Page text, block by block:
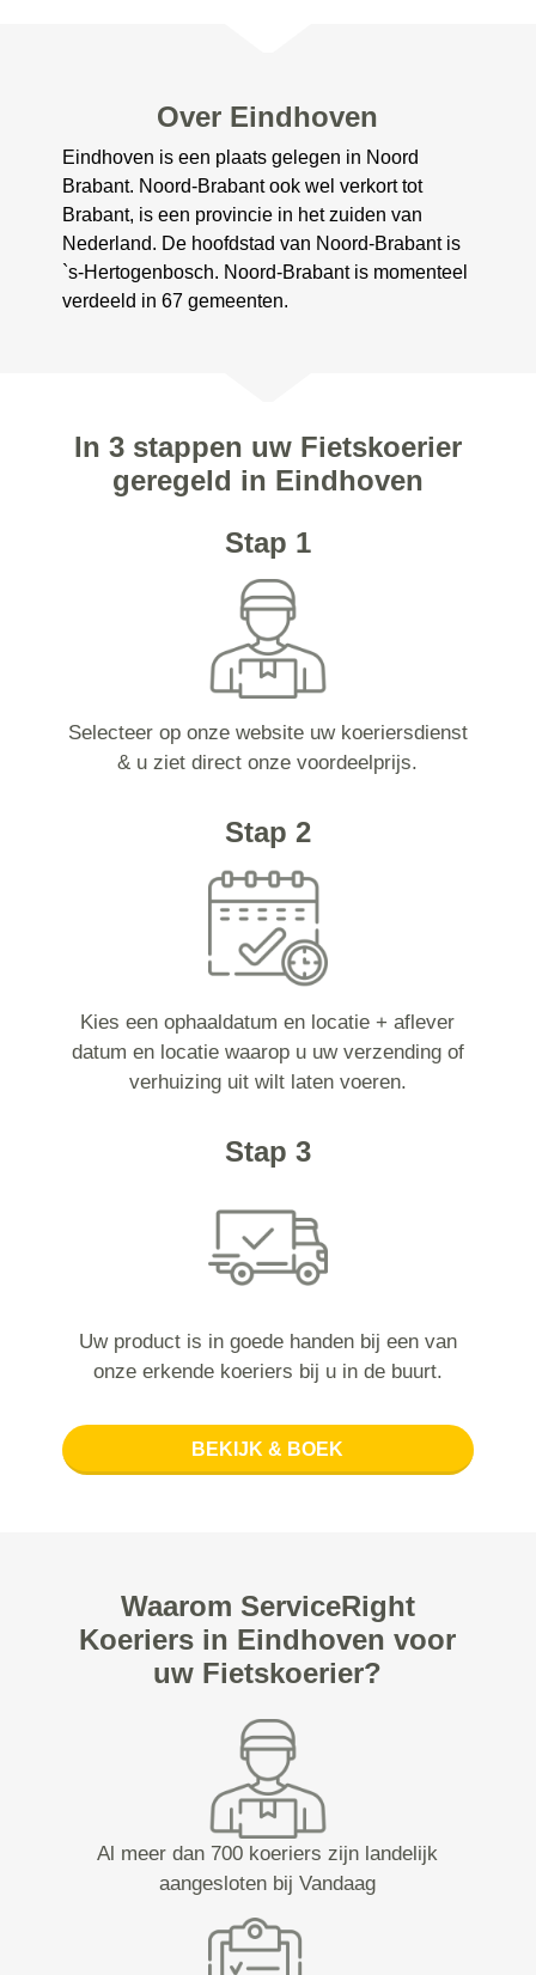
Over Eindhoven
Eindhoven is een plaats gelegen in Noord
Brabant. Noord-Brabant ook wel verkort tot
Brabant, is een provincie in het zuiden van
Nederland. De hoofdstad van Noord-Brabant is
`s-Hertogenbosch. Noord-Brabant is momenteel
verdeeld in 67 gemeenten.
In 3 stappen uw Fietskoerier
geregeld in Eindhoven
Stap 1
Selecteer op onze website uw koeriersdienst
& u ziet direct onze voordeelprijs.
Stap 2
Kies een ophaaldatum en locatie + aflever
datum en locatie waarop u uw verzending of
verhuizing uit wilt laten voeren.
Stap 3
Uw product is in goede handen bij een van
onze erkende koeriers bij u in de buurt.
BEKIJK & BOEK
Waarom ServiceRight
Koeriers in Eindhoven voor
uw Fietskoerier?
Al meer dan 700 koeriers zijn landelijk
aangesloten bij Vandaag